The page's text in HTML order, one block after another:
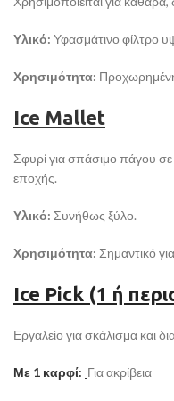
Υλικό: Υφασμάτινο φίλτρο
Χρησιμότητα:
Ice Mallet
Σφυρί για σπάσιμο πάγου σε
εποχής.
Υλικό: Συνήθως ξύλο.
Χρησιμότητα: Σημαντικό
Ice Pick (1 ή
Εργαλείο για σκάλισμα και
Με 1 καρφί: Για ακρίβεια